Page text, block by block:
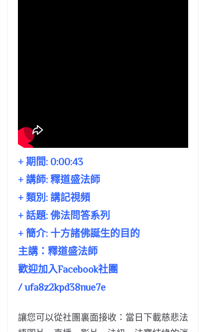
+ 期間: 0:00:43
+ 講師: 釋道盛法師
+ 類別: 講記視頻
+ 話題: 佛法問答系列
+ 簡介: 十方諸佛誕生的目的
主講：釋道盛法師
歡迎加入Facebook社團
/ ufa8z2kpd38nue7e
讓您可以從社團裏面接收：當日下載慈悲法